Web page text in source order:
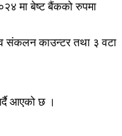
मा बेष्ट बैंकको रुपमा
संकलन काउन्टर तथा ३ वटा
आएको छ ।